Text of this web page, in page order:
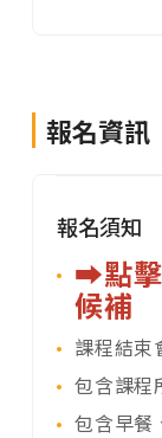
報名資訊
報名須知
➡️點
候補
課程結束
包含課程
包含早餐